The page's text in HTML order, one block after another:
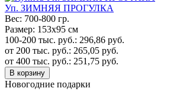
Уп. ЗИМНЯЯ ПРОГУЛКА
Вес: 700-800 гр.
Размер: 153х95 см
100-200 тыс. руб.: 296,86 руб.
от 200 тыс. руб.: 265,05 руб.
от 400 тыс. руб.: 251,75 руб.
В корзину
Новогодние подарки